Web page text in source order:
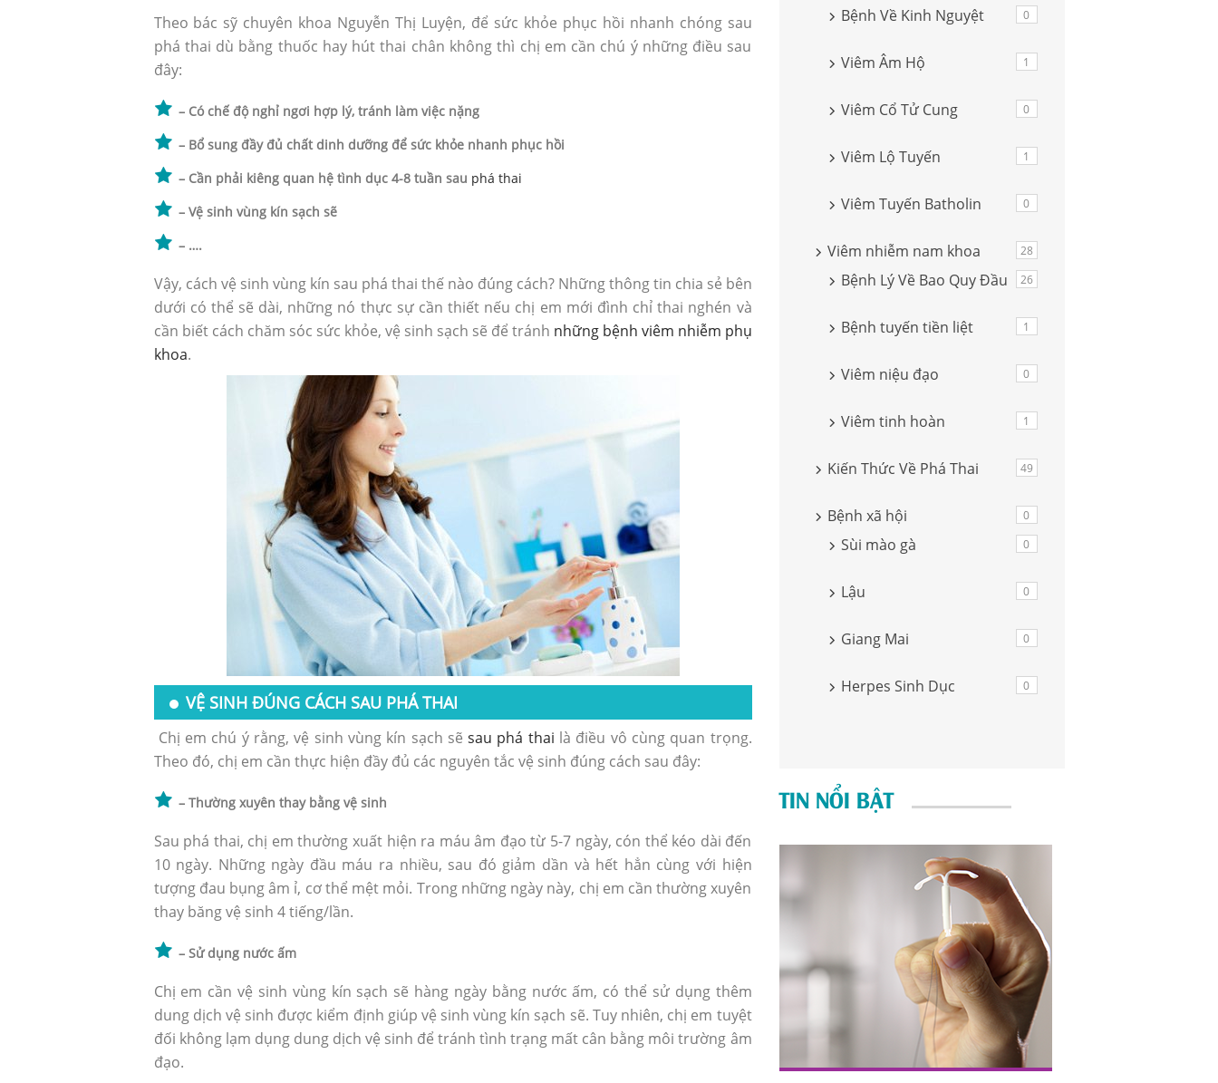
Theo bác sỹ chuyên khoa Nguyễn Thị Luyện, để sức khỏe phục hồi nhanh chóng sau
phá thai dù bằng thuốc hay hút thai chân không thì chị em cần chú ý những điều sau
đây:
– Có chế độ nghỉ ngơi hợp lý, tránh làm việc nặng
– Bổ sung đầy đủ chất dinh dưỡng để sức khỏe nhanh phục hồi
– Cần phải kiêng quan hệ tình dục 4-8 tuần sau phá thai
– Vệ sinh vùng kín sạch sẽ
– ….
Vậy, cách vệ sinh vùng kín sau phá thai thế nào đúng cách? Những thông tin chia sẻ bên
dưới có thể sẽ dài, những nó thực sự cần thiết nếu chị em mới đình chỉ thai nghén và
cần biết cách chăm sóc sức khỏe, vệ sinh sạch sẽ để tránh những bệnh viêm nhiễm phụ
khoa.
VỆ SINH ĐÚNG CÁCH SAU PHÁ THAI
Chị em chú ý rằng, vệ sinh vùng kín sạch sẽsau phá thai là điều vô cùng quan trọng.
Theo đó, chị em cần thực hiện đầy đủ các nguyên tắc vệ sinh đúng cách sau đây:
– Thường xuyên thay bằng vệ sinh
Sau phá thai, chị em thường xuất hiện ra máu âm đạo từ 5-7 ngày, cón thể kéo dài đến
10 ngày. Những ngày đầu máu ra nhiều, sau đó giảm dần và hết hẳn cùng với hiện
tượng đau bụng âm ỉ, cơ thể mệt mỏi. Trong những ngày này, chị em cần thường xuyên
thay băng vệ sinh 4 tiếng/lần.
– Sử dụng nước ấm
Chị em cần vệ sinh vùng kín sạch sẽ hàng ngày bằng nước ấm, có thể sử dụng thêm
dung dịch vệ sinh được kiểm định giúp vệ sinh vùng kín sạch sẽ. Tuy nhiên, chị em tuyệt
đối không lạm dụng dung dịch vệ sinh để tránh tình trạng mất cân bằng môi trường âm
đạo.
Bệnh Về Kinh Nguyệt 0
Viêm Âm Hộ 1
Viêm Cổ Tử Cung 0
Viêm Lộ Tuyến 1
Viêm Tuyến Batholin 0
Viêm nhiễm nam khoa 28
Bệnh Lý Về Bao Quy Đầu 26
Bệnh tuyến tiền liệt 1
Viêm niệu đạo 0
Viêm tinh hoàn 1
Kiến Thức Về Phá Thai 49
Bệnh xã hội 0
Sùi mào gà 0
Lậu 0
Giang Mai 0
Herpes Sinh Dục 0
TIN NỔI BẬT